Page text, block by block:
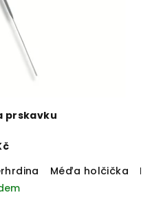
prskavku
Méďa holčička